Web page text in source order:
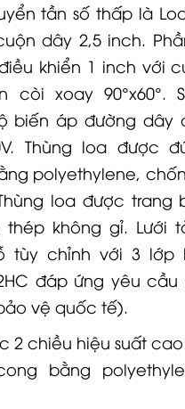
tần số thấp là
dây 2,5 inch.
khiển 1 inch với
còi xoay 90°x60°.
biến áp đường dây
Thùng loa được
polyethylene,
loa được trang
không gỉ. Lưới
tùy chỉnh với 3 lớp
đáp ứng yêu
vệ quốc tế).
2 chiều hiệu suất
bằng